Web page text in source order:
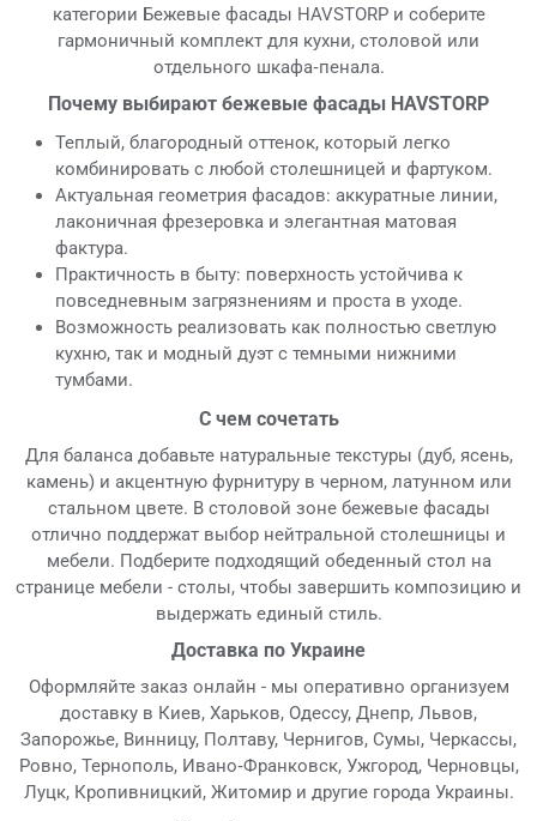
категории Бежевые фасады HAVSTORP и соберите
гармоничный комплект для кухни, столовой или
отдельного шкафа‑пенала.
Почему выбирают бежевые фасады HAVSTORP
Теплый, благородный оттенок, который легко
комбинировать с любой столешницей и фартуком.
Актуальная геометрия фасадов: аккуратные линии,
лаконичная фрезеровка и элегантная матовая
фактура.
Практичность в быту: поверхность устойчива к
повседневным загрязнениям и проста в уходе.
Возможность реализовать как полностью светлую
кухню, так и модный дуэт с темными нижними
тумбами.
С чем сочетать
Для баланса добавьте натуральные текстуры (дуб, ясень,
камень) и акцентную фурнитуру в черном, латунном или
стальном цвете. В столовой зоне бежевые фасады
отлично поддержат выбор нейтральной столешницы и
мебели. Подберите подходящий обеденный стол на
странице мебели - столы, чтобы завершить композицию и
выдержать единый стиль.
Доставка по Украине
Оформляйте заказ онлайн - мы оперативно организуем
доставку в Киев, Харьков, Одессу, Днепр, Львов,
Запорожье, Винницу, Полтаву, Чернигов, Сумы, Черкассы,
Ровно, Тернополь, Ивано‑Франковск, Ужгород, Черновцы,
Луцк, Кропивницкий, Житомир и другие города Украины.